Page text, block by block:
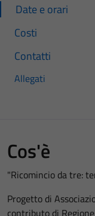
Date e orari
Costi
Contatti
Allegati
Cos'è
"Ricomincio da tre:
Progetto di
contributo di